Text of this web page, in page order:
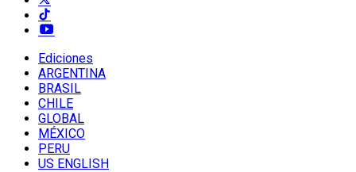
Ediciones
ARGENTINA
BRASIL
CHILE
GLOBAL
MÉXICO
PERU
US ENGLISH